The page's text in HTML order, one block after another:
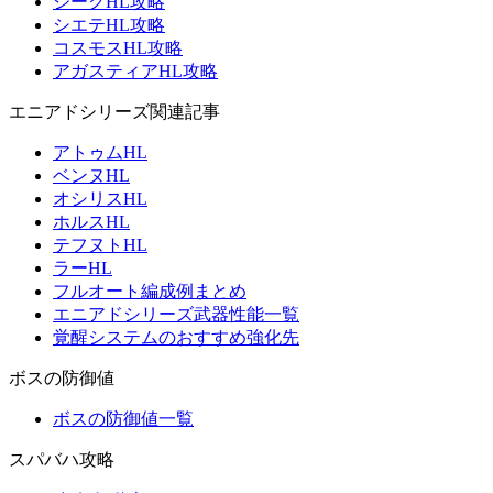
シエテHL攻略
コスモスHL攻略
アガスティアHL攻略
エニアドシリーズ関連記事
アトゥムHL
ベンヌHL
オシリスHL
ホルスHL
テフヌトHL
ラーHL
フルオート編成例まとめ
エニアドシリーズ武器性能一覧
覚醒システムのおすすめ強化先
ボスの防御値
ボスの防御値一覧
スパバハ攻略